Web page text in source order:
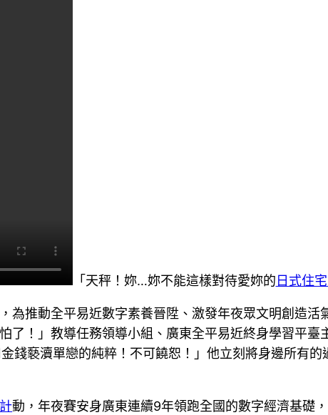
「天秤！妳…妳不能這樣對待愛妳的 日式住
為推動全平易近數字素養晉陞、激發年夜眾文明創造
了！」教導任務領導小組、廣東全平易近終身學習平
錢褻瀆單戀的純粹！不可饒恕！」他立刻將身邊所有
動，年夜賽安身廣東連續9年領跑全國的數字經濟基礎